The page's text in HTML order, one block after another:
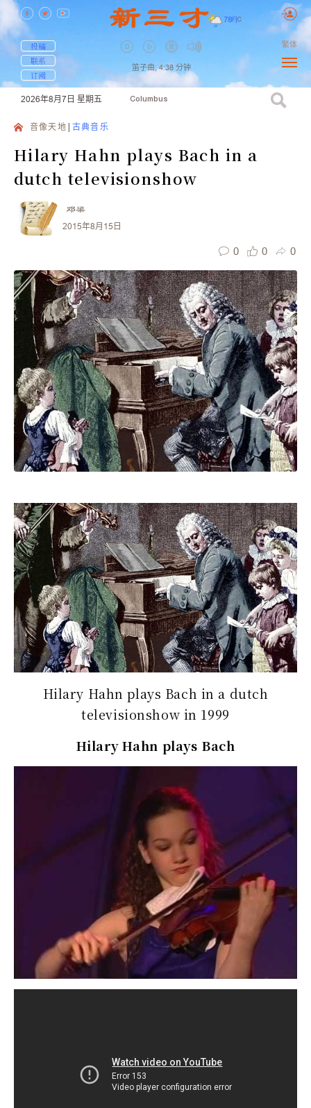
78F| C
投稿
联系
订阅
笛子曲, 4:38 分钟
繁体
2026年8月7日 星期五 Columbus
音像天地 古典音乐
Hilary Hahn plays Bach in a
dutch televisionshow
邓梁
2015年8月15日
0 0 0
Hilary Hahn plays Bach in a dutch
televisionshow in 1999
Hilary Hahn plays Bach